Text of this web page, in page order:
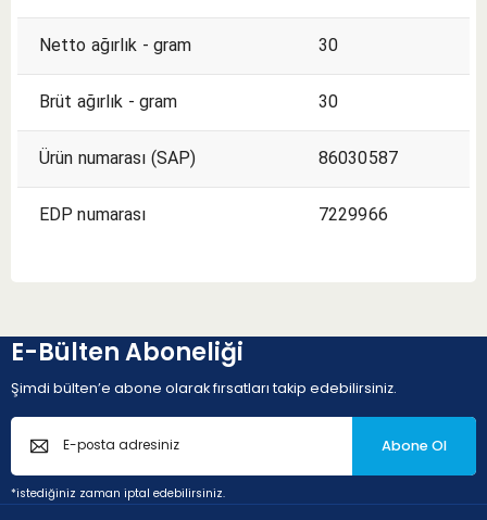
Netto ağırlık - gram 30
Brüt ağırlık - gram 30
Ürün numarası (SAP) 86030587
EDP numarası 7229966
E-Bülten Aboneliği
Şimdi bülten’e abone olarak fırsatları takip edebilirsiniz.
Abone Ol
*istediğiniz zaman iptal edebilirsiniz.